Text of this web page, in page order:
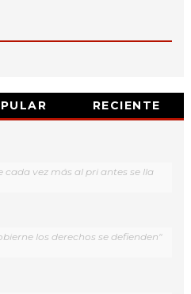
RECIENTE
cada vez más al pri antes se lla
los derechos se defienden"